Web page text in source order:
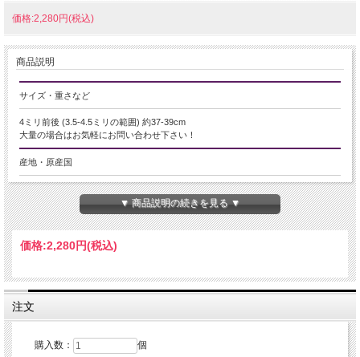
価格:2,280円(税込)
商品説明
サイズ・重さなど
4ミリ前後 (3.5-4.5ミリの範囲) 約37-39cm
大量の場合はお気軽にお問い合わせ下さい！
産地・原産国
ブラジル産
グレードなど
-
クンツァイト【リチア輝石】
商品説明
小粒サイズの多面カットが施された、天然石ビーズの一連販売です。
▼ 商品説明の続きを見る ▼
価格:2,280円(税込)
注文
購入数： 個